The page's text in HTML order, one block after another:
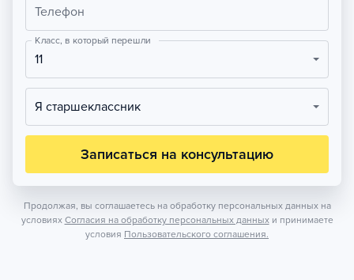
Телефон
Класс, в который перешли
11
Я старшеклассник
Записаться на консультацию
Продолжая, вы соглашаетесь на обработку персональных данных на
условиях Согласия на обработку персональных данных и принимаете
условия Пользовательского соглашения.